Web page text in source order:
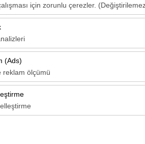
için zorunlu çerezler.
sitenin doğru şekilde çalışması, güvenlik,
sitemizin nasıl kullanıldığını (ziyaretçi
sağlar. Bu veriler, web sitesi
(Ads)
reklam ölçümü
size ilgi alanlarınıza uygun
sayısı, tıklama oranı) ölçmemize
tutarlılığını ve sürekliliğini sağlamak
Alış Tarih & Saat